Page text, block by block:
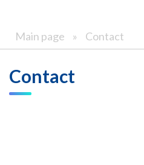
Main page » Contact
Contact